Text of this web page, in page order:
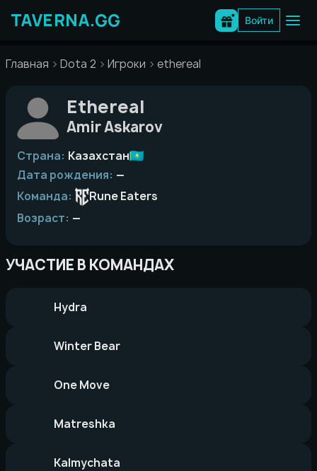
содержимому
Войти
Главная Dota 2 Игроки ethereal
Ethereal
Amir Askarov
Страна: Казахстан
Дата рождения: —
Команда:
Rune Eaters
Возраст: —
УЧАСТИЕ В КОМАНДАХ
Hydra
Winter Bear
One Move
Matreshka
Kalmychata